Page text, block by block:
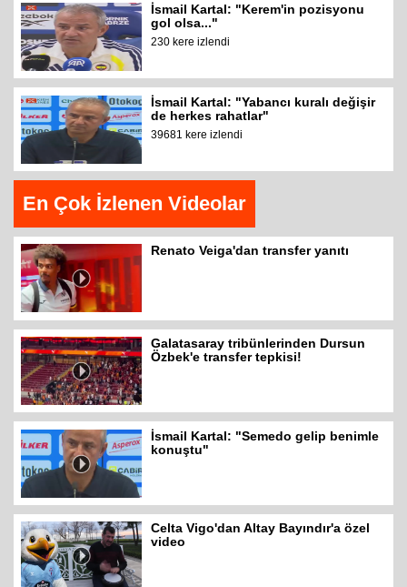
İsmail Kartal: "Kerem'in pozisyonu
gol olsa..."
230 kere izlendi
İsmail Kartal: "Yabancı kuralı değişir
de herkes rahatlar"
39681 kere izlendi
En Çok İzlenen Videolar
Renato Veiga'dan transfer yanıtı
Galatasaray tribünlerinden Dursun
Özbek'e transfer tepkisi!
İsmail Kartal: "Semedo gelip benimle
konuştu"
Celta Vigo'dan Altay Bayındır'a özel
video